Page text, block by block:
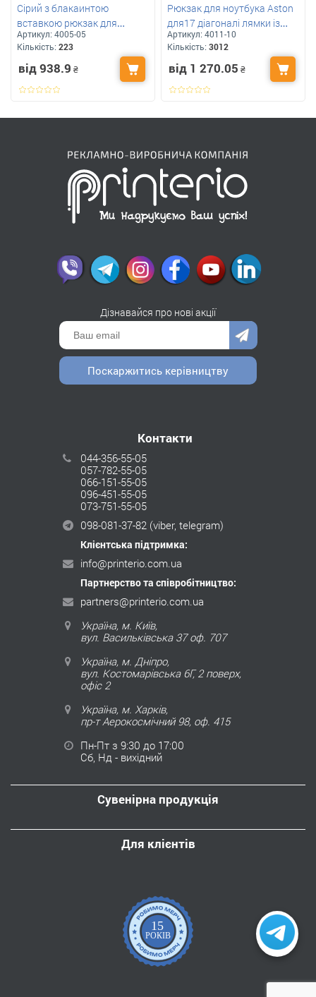
Сірий з блакаинтою
вставкою рюкзак для
ноутбука 15” Accord під
ваше лого
Артикул: 4005-05
Кількість: 223
від 938.9 ₴
Рюкзак для ноутбука Aston
для17 діагоналі лямки із
пасивною системою
вентиляції з логотипом
Артикул:4011-10
Кількість:3012
від 1 270.05 ₴
Дізнавайся про нові акції
Поскаржитись керівництву
Контакти
044-356-55-05
057-782-55-05
066-151-55-05
096-451-55-05
073-751-55-05
098-081-37-82 (viber, telegram)
Клієнтська підтримка:
info@printerio.com.ua
Партнерство та співробітництво:
partners@printerio.com.ua
Україна, м. Київ,
вул. Васильківська 37 оф. 707
Україна, м. Дніпро,
вул. Костомарівська 6Г, 2 поверх,
офіс 2
Україна, м. Харків,
пр-т Аерокосмічний 98, оф. 415
Пн-Пт з 9:30 до 17:00
Сб, Нд - вихідний
Сувенірна продукція
Для клієнтів
15
РОКІВ